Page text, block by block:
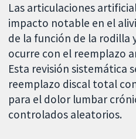
Las articulaciones
impacto notable en el
de la función de la rodilla
ocurre con el reemplazo
Esta revisión sistemática
reemplazo discal total
para el dolor lumbar
controlados aleatorios.